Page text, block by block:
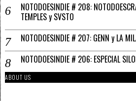
NOTODOESINDIE # 208:
TEMPLES y SVSTO
NOTODOESINDIE # 207: GENN y LA
NOTODOESINDIE # 206: ESPECIAL
ABOUT US